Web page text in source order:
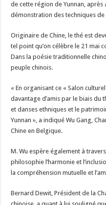
de cette région de Yunnan, après
démonstration des techniques
Originaire de Chine, le thé est
tel point qu’on célèbre le 21 mai
Dans la poésie traditionnelle
peuple chinois.
« En organisant ce « Salon
davantage d’amis par le biais du
et danses ethniques et le
Yunnan », a indiqué Wu Gang,
Chine en Belgique.
M. Wu espère également à
philosophie l’harmonie et
la compréhension mutuelle et
Bernard Dewit, Président de la